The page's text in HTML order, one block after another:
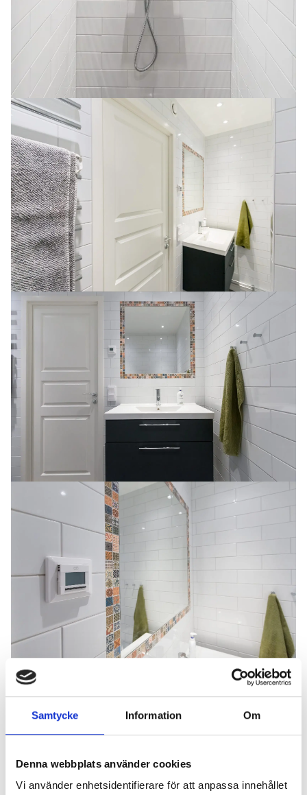
Samtycke Information Om
Denna webbplats använder cookies
Vi använder enhetsidentifierare för att anpassa innehållet